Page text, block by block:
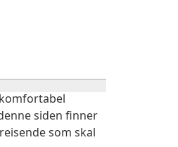
siden finner
som skal